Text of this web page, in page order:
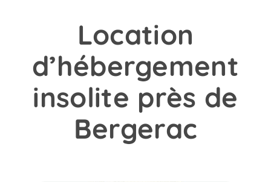
Location
d’hébergement
insolite près de
Bergerac